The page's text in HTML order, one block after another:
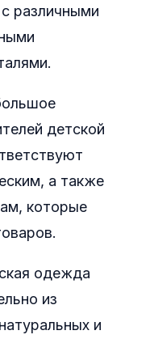
различными
детской
а также
которые
одежда
из
и